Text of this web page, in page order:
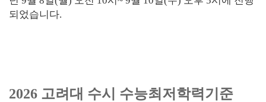
되었습니다.
2026 고려대 수시 수능최저학력기준